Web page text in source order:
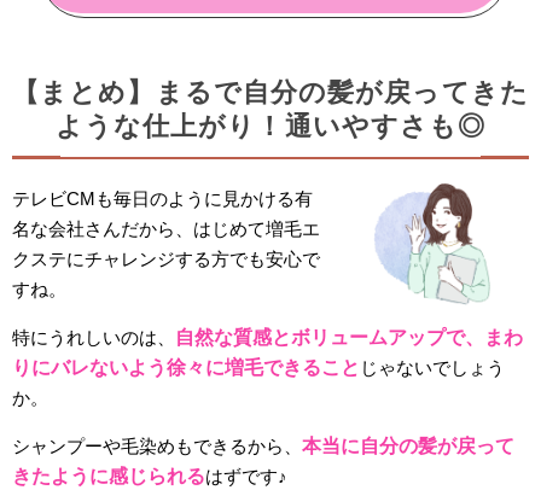
【まとめ】まるで自分の髪が戻ってきた
ような仕上がり！通いやすさも◎
テレビCMも毎日のように見かける有
名な会社さんだから、はじめて増毛エ
クステにチャレンジする方でも安心で
すね。
特にうれしいのは、
自然な質感とボリュームアップで、まわ
りにバレないよう徐々に増毛できること じゃないでしょう
か。
シャンプーや毛染めもできるから、 本当に自分の髪が戻って
きたように感じられるはずです♪